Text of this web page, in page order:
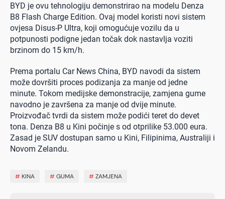
BYD je ovu tehnologiju demonstrirao na modelu Denza
B8 Flash Charge Edition. Ovaj model koristi novi sistem
ovjesa Disus-P Ultra, koji omogućuje vozilu da u
potpunosti podigne jedan točak dok nastavlja voziti
brzinom do 15 km/h.
Prema portalu Car News China, BYD navodi da sistem
može dovršiti proces podizanja za manje od jedne
minute. Tokom medijske demonstracije, zamjena gume
navodno je završena za manje od dvije minute.
Proizvođač tvrdi da sistem može podići teret do devet
tona. Denza B8 u Kini počinje s od otprilike 53.000 eura.
Zasad je SUV dostupan samo u Kini, Filipinima, Australiji i
Novom Zelandu.
# KINA #GUMA #ZAMJENA